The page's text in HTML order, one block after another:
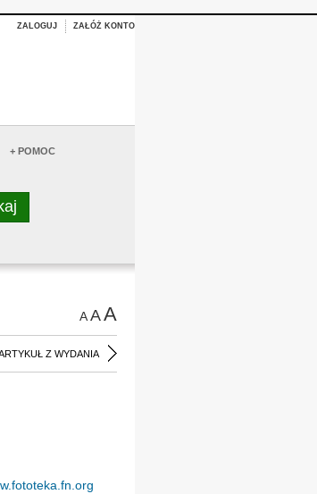
ZALOGUJ ZAŁÓŻ KONTO
+ POMOC
AAA
Z WYDANIA